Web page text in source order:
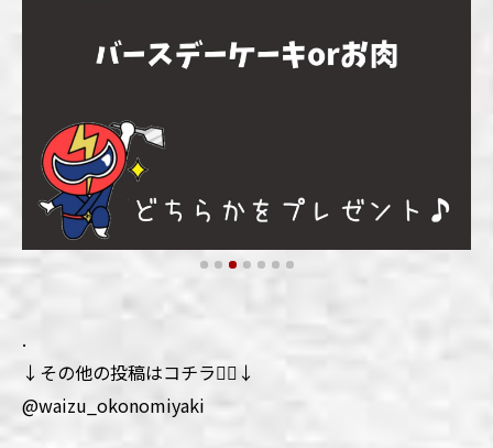
.
↓その他の投稿はコチラ💁‍♀️↓
@waizu_okonomiyaki